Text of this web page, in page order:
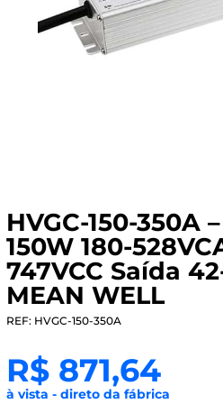
HVGC-150-350A
150W 180-
747VCC Saída
MEAN WELL
REF: HVGC-150-350A
R$871,64
à vista - direto da fábrica